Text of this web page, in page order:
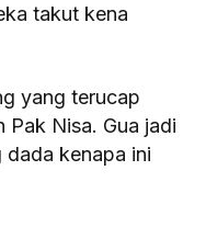
takut kena
yang terucap
Pak Nisa. Gua jadi
dada kenapa ini